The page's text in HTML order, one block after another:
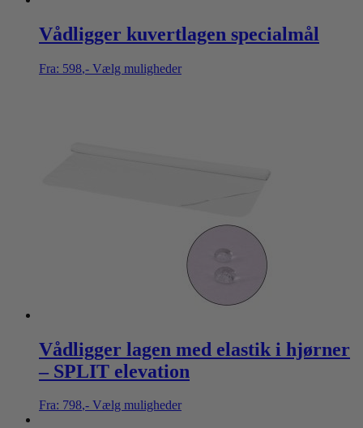
Vådligger kuvertlagen specialmål
Fra: 598,- Vælg muligheder
Vådligger lagen med elastik i hjørner
– SPLIT elevation
Fra: 798,- Vælg muligheder